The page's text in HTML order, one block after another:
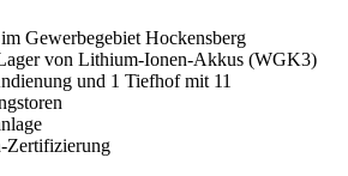
Gewerbegebiet Hockensberg
von Lithium-Ionen-Akkus (WGK3)
und 1 Tiefhof mit 11
Zertifizierung